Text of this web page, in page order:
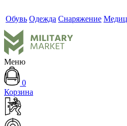
Обувь Одежда Снаряжение
Меню
0
Корзина